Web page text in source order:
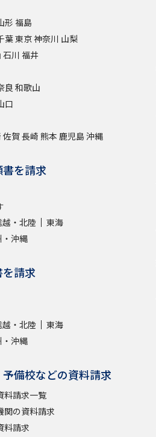
形 福島
葉東京神奈川 山梨
石川 福井
良 和歌山
口
佐賀 長崎 熊本 鹿児島沖縄
を請求
越・北陸
東海
・沖縄
請求
越・北陸
東海
・沖縄
備校などの資料請求
料請求一覧
関の資料請求
料請求